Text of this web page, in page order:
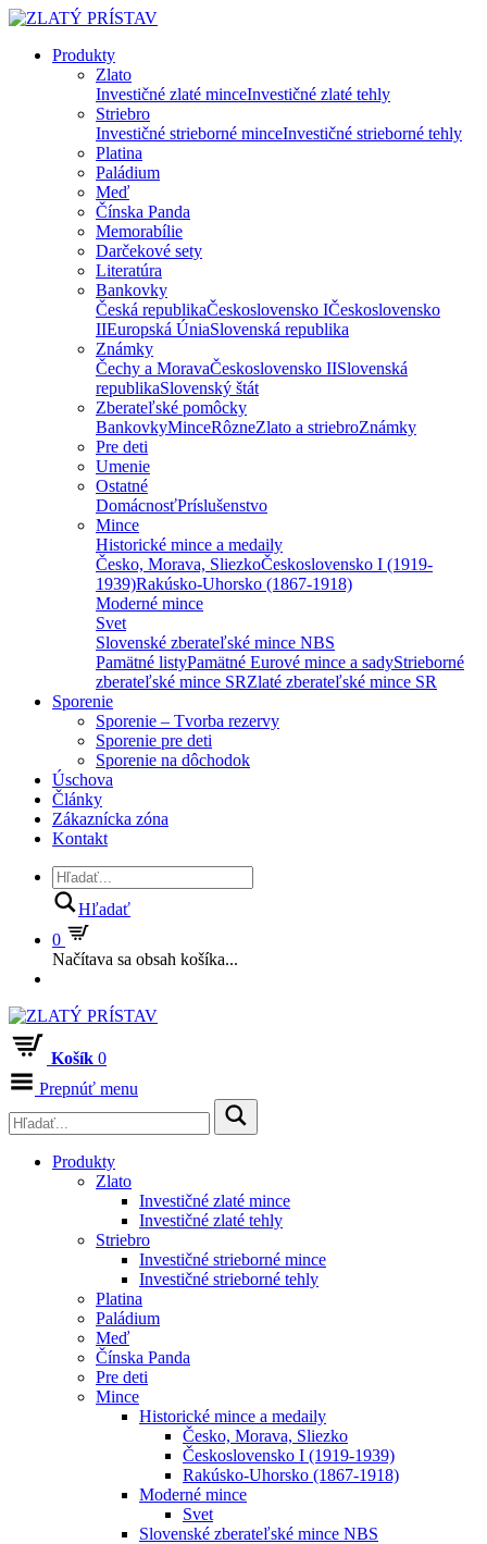
Produkty
Zlato
Investičné zlaté minceInvestičné zlaté tehly
Striebro
Investičné strieborné minceInvestičné strieborné tehly
Platina
Paládium
Meď
Čínska Panda
Memorabílie
Darčekové sety
Literatúra
Bankovky
Česká republikaČeskoslovensko IČeskoslovensko
IIEuropská ÚniaSlovenská republika
Známky
Čechy a MoravaČeskoslovensko IISlovenská
republikaSlovenský štát
Zberateľské pomôcky
BankovkyMinceRôzneZlato a striebroZnámky
Pre deti
Umenie
Ostatné
DomácnosťPríslušenstvo
Mince
Historické mince a medaily
Česko, Morava, SliezkoČeskoslovensko I (1919-
1939)Rakúsko-Uhorsko (1867-1918)
Moderné mince
Svet
Slovenské zberateľské mince NBS
Pamätné listyPamätné Eurové mince a sadyStrieborné
zberateľské mince SRZlaté zberateľské mince SR
Sporenie
Sporenie – Tvorba rezervy
Sporenie pre deti
Sporenie na dôchodok
Úschova
Články
Zákaznícka zóna
Kontakt
Hľadať
0
Načítava sa obsah košíka...
Košík 0
Prepnúť menu
Produkty
Zlato
Investičné zlaté mince
Investičné zlaté tehly
Striebro
Investičné strieborné mince
Investičné strieborné tehly
Platina
Paládium
Meď
Čínska Panda
Pre deti
Mince
Historické mince a medaily
Česko, Morava, Sliezko
Československo I (1919-1939)
Rakúsko-Uhorsko (1867-1918)
Moderné mince
Svet
Slovenské zberateľské mince NBS